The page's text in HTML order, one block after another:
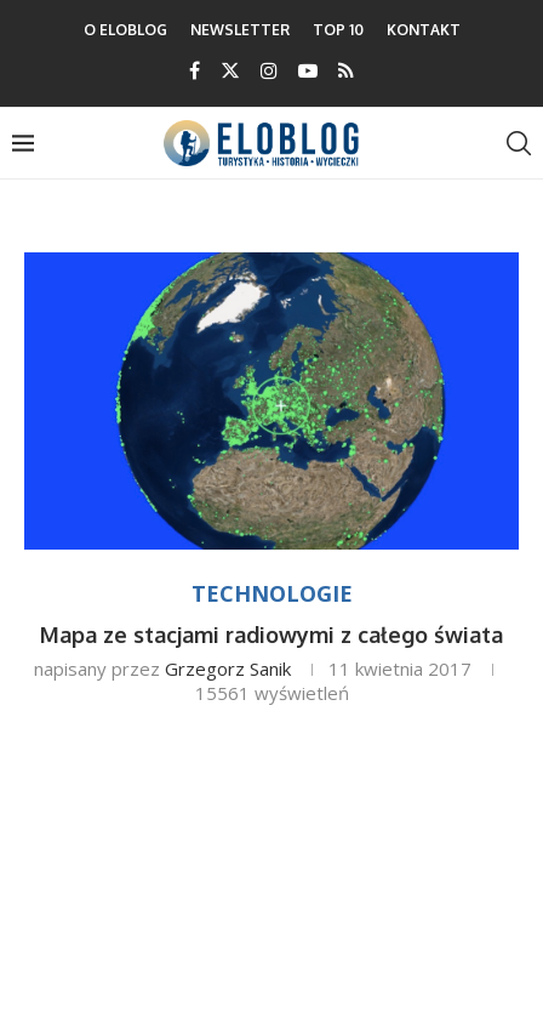
O ELOBLOG NEWSLETTER TOP 10 KONTAKT
TECHNOLOGIE
Mapa ze stacjami radiowymi z całego świata
napisany przez Grzegorz Sanik
11 kwietnia 2017
15561 wyświetleń